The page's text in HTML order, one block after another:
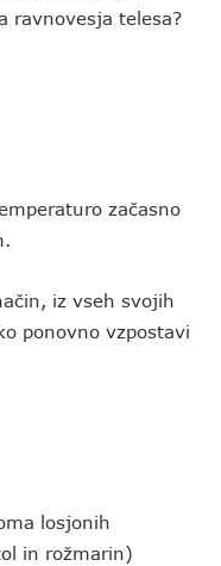
ravnovesja telesa?
začasno
iz vseh svojih
ponovno vzpostavi
losjonih
in rožmarin)